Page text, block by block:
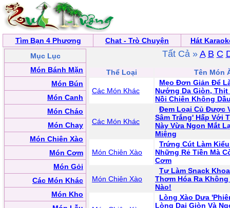
Tìm Bạn 4 Phương Chat - Trò Chuyện
Hát
Mục Lục
Món Bánh Mặn
Món Bún
Món Canh
Món Cháo
Món Chay
Món Chiên Xào
Món Cơm
Món Gỏi
Các Món Khác
Món Kho
Tất Cả » A B C
Thể Loại Tên Món
Các Món Khác
Mẹo Đơn Giản Để
Nướng Da Giòn, Thịt
Nồi Chiên Không
Các Món Khác
Đem Loại Củ Được
Sâm Trắng' Hấp Với
Này Vừa Ngon Mắt
Miệng
Món Chiên Xào
Trứng Cút Làm
Những Rẻ Tiền Mà
Cơm
Món Chiên Xào
Tự Làm Snack
Thơm Hóa Ra
Nào!
Lòng Xào Dưa
Lòng Dai Giòn Và